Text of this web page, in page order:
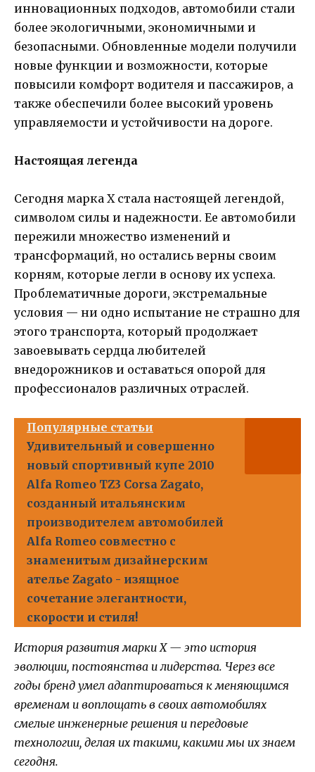
инновационных подходов, автомобили стали
более экологичными, экономичными и
безопасными. Обновленные модели получили
новые функции и возможности, которые
повысили комфорт водителя и пассажиров, а
также обеспечили более высокий уровень
управляемости и устойчивости на дороге.
Настоящая легенда
Сегодня марка X стала настоящей легендой,
символом силы и надежности. Ее автомобили
пережили множество изменений и
трансформаций, но остались верны своим
корням, которые легли в основу их успеха.
Проблематичные дороги, экстремальные
условия — ни одно испытание не страшно для
этого транспорта, который продолжает
завоевывать сердца любителей
внедорожников и оставаться опорой для
профессионалов различных отраслей.
Популярные статьи
Удивительный и совершенно
новый спортивный купе 2010
Alfa Romeo TZ3 Corsa Zagato,
созданный итальянским
производителем автомобилей
Alfa Romeo совместно с
знаменитым дизайнерским
ателье Zagato - изящное
сочетание элегантности,
скорости и стиля!
История развития марки X — это история
эволюции, постоянства и лидерства. Через все
годы бренд умел адаптироваться к меняющимся
временам и воплощать в своих автомобилях
смелые инженерные решения и передовые
технологии, делая их такими, какими мы их знаем
сегодня.